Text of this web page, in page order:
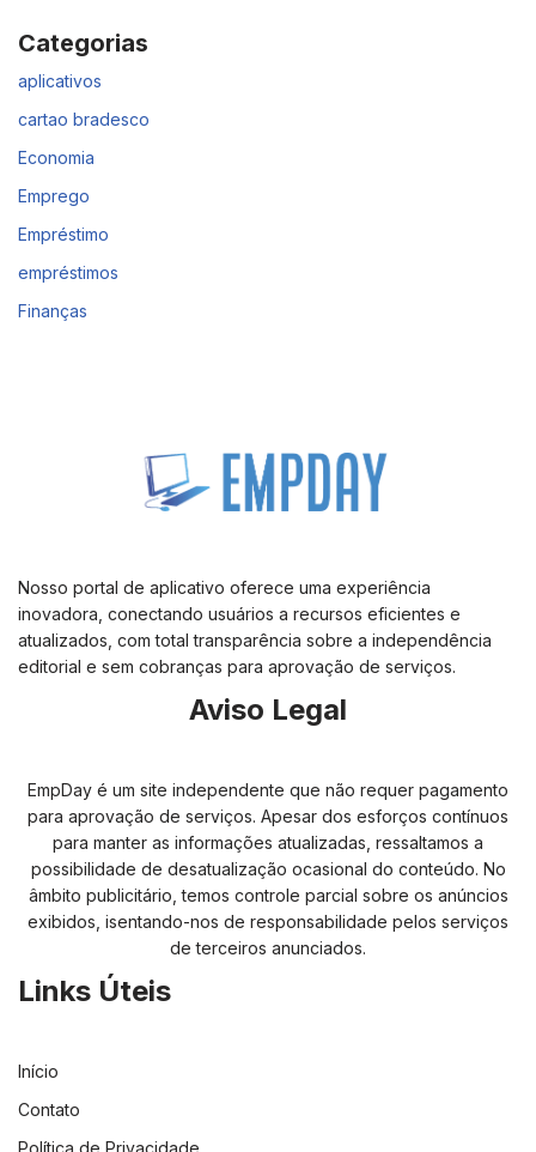
Categorias
aplicativos
cartao bradesco
Economia
Emprego
Empréstimo
empréstimos
Finanças
Nosso portal de aplicativo oferece uma experiência
inovadora, conectando usuários a recursos eficientes e
atualizados, com total transparência sobre a independência
editorial e sem cobranças para aprovação de serviços.
Aviso Legal
EmpDay é um site independente que não requer pagamento
para aprovação de serviços. Apesar dos esforços contínuos
para manter as informações atualizadas, ressaltamos a
possibilidade de desatualização ocasional do conteúdo. No
âmbito publicitário, temos controle parcial sobre os anúncios
exibidos, isentando-nos de responsabilidade pelos serviços
de terceiros anunciados.
Links Úteis
Início
Contato
Política de Privacidade